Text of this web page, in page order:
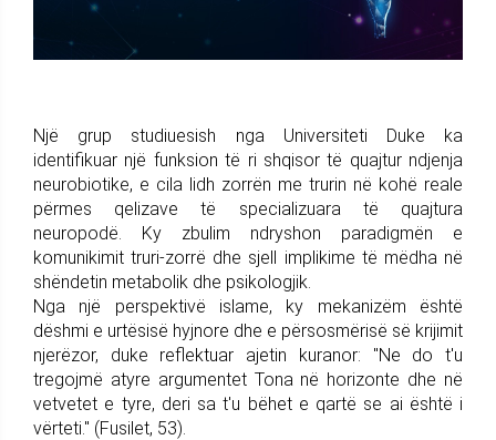
Një grup studiuesish nga Universiteti Duke ka
identifikuar një funksion të ri shqisor të quajtur ndjenja
neurobiotike, e cila lidh zorrën me trurin në kohë reale
përmes qelizave të specializuara të quajtura
neuropodë. Ky zbulim ndryshon paradigmën e
komunikimit truri-zorrë dhe sjell implikime të mëdha në
shëndetin metabolik dhe psikologjik.
Nga një perspektivë islame, ky mekanizëm është
dëshmi e urtësisë hyjnore dhe e përsosmërisë së krijimit
njerëzor, duke reflektuar ajetin kuranor: "Ne do t'u
tregojmë atyre argumentet Tona në horizonte dhe në
vetvetet e tyre, deri sa t'u bëhet e qartë se ai është i
vërteti." (Fusilet, 53).